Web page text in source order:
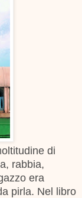
di
rabbia,
era
pirla. Nel libro